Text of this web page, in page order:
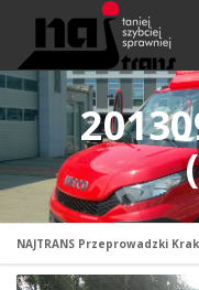
NAJTRANS Przeprowadzki